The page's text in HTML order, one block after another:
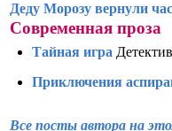
Деду Морозу вернули
Современная проза
Тайная игра
Приключения
Все посты автора на